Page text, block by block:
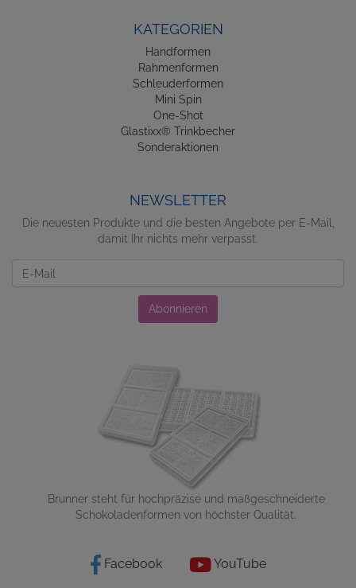
KATEGORIEN
Handformen
Rahmenformen
Schleuderformen
Mini Spin
One-Shot
Glastixx® Trinkbecher
Sonderaktionen
NEWSLETTER
Die neuesten Produkte und die besten Angebote per E-Mail,
damit Ihr nichts mehr verpasst.
Abonnieren
Brunner steht für hochpräzise und maßgeschneiderte
Schokoladenformen von höchster Qualität.
Facebook YouTube